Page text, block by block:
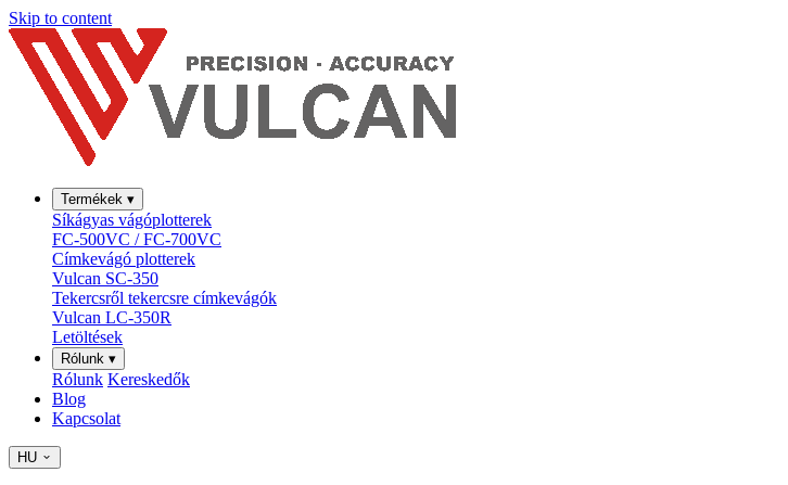
Skip to content
Termékek ▾
Síkágyas vágóplotterek
FC-500VC / FC-700VC
Címkevágó plotterek
Vulcan SC-350
Tekercsről tekercsre címkevágók
Vulcan LC-350R
Letöltések
Rólunk ▾
Rólunk Kereskedők
Blog
Kapcsolat
HU